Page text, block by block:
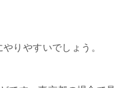
りやすいでしょう。